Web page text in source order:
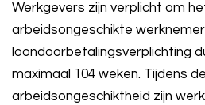
Werkgevers zijn verplicht om
arbeidsongeschikte
loondoorbetalingsverplichting
maximaal 104 weken. Tijdens de
arbeidsongeschiktheid zijn